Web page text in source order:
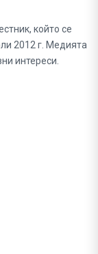
който се
2012 г. Медията
интереси.